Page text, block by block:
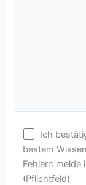
Ich
bestem
Fehlern melde
(Pflichtfeld)